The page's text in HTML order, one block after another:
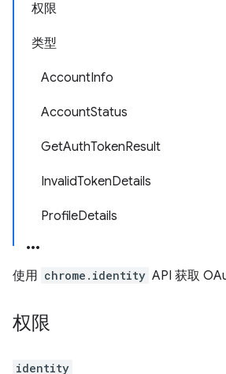
权限
类型
AccountInfo
AccountStatus
GetAuthTokenResult
InvalidTokenDetails
ProfileDetails
使用 chrome.identity API 获取
权限
identity